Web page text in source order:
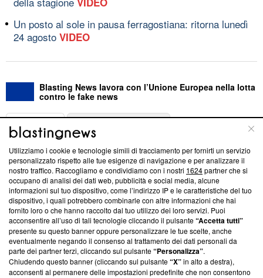
Un posto al sole in pausa ferragostiana: ritorna lunedì
24 agosto VIDEO
Blasting News lavora con l’Unione Europea nella lotta
contro le fake news
ABOUT
Questa sezione offre informazioni trasparenti su Blasting
News, sui nostri processi editoriali e su come ci impegniamo a
creare news di qualità. Inoltre, afferma la nostra aderenza a
‘Trust Project - News with Integrity’Blasting News non è
ancora membro del programma, ma ha richiesto di farne
parte; Trust Project non ha ancora effettuato una verifica di
conformità agli standard.
Su di noi
Team editoriale
Utilizziamo i cookie e tecnologie simili di tracciamento per fornirti un servizio
personalizzato rispetto alle tue esigenze di navigazione e per analizzare il
nostro traffico. Raccogliamo e condividiamo con i nostri 1624partner che si
occupano di analisi dei dati web, pubblicità e social media, alcune
informazioni sul tuo dispositivo, come l’indirizzo IP e le caratteristiche del tuo
dispositivo, i quali potrebbero combinarle con altre informazioni che hai
fornito loro o che hanno raccolto dal tuo utilizzo dei loro servizi. Puoi
acconsentire all’uso di tali tecnologie cliccando il pulsante“Accetta tutti”
presente su questo banner oppure personalizzare le tue scelte, anche
eventualmente negando il consenso al trattamento dei dati personali da
parte dei partner terzi, cliccando sul pulsante“Personalizza”.
Chiudendo questo banner (cliccando sul pulsante“X”in alto a destra),
acconsenti al permanere delle impostazioni predefinite che non consentono